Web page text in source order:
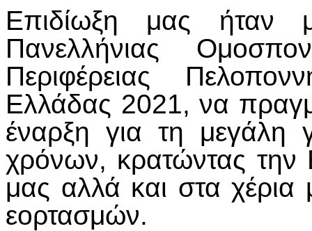
Επιδίωξη μας ήταν
Πανελλήνιας
Περιφέρειας
Ελλάδας 2021, να
έναρξη για τη μεγάλη
χρόνων, κρατώντας
μας αλλά και στα
εορτασμών.